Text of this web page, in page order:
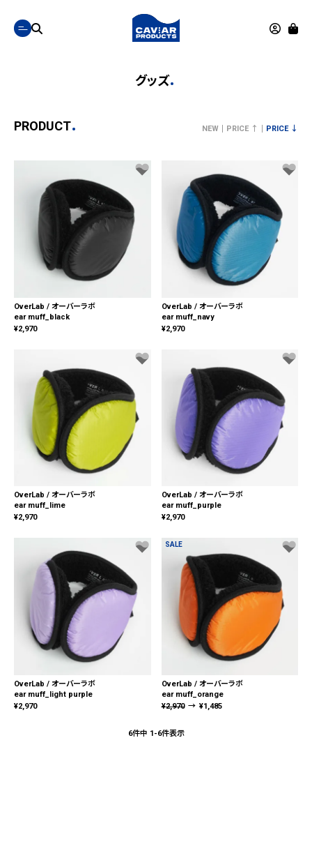
グッズ
PRODUCT NEW PRICE ↑ PRICE ↓
OverLab / オーバーラボ
ear muff_black
¥2,970
OverLab / オーバーラボ
ear muff_navy
¥2,970
OverLab / オーバーラボ
ear muff_lime
¥2,970
OverLab / オーバーラボ
ear muff_purple
¥2,970
OverLab / オーバーラボ
ear muff_light purple
¥2,970
SALE
OverLab / オーバーラボ
ear muff_orange
¥2,970 → ¥1,485
6件中 1-6件表示